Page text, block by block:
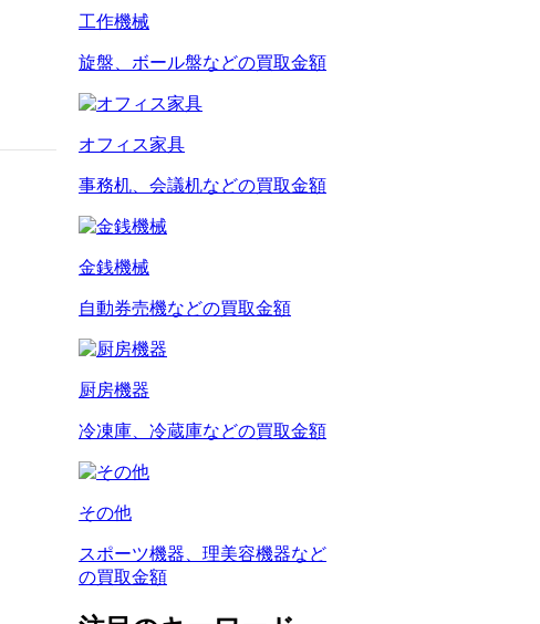
工作機械
旋盤、ボール盤などの買取金額
オフィス家具
事務机、会議机などの買取金額
金銭機械
自動券売機などの買取金額
厨房機器
冷凍庫、冷蔵庫などの買取金額
その他
スポーツ機器、理美容機器など
の買取金額